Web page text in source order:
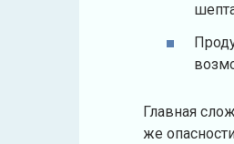
Главная
же